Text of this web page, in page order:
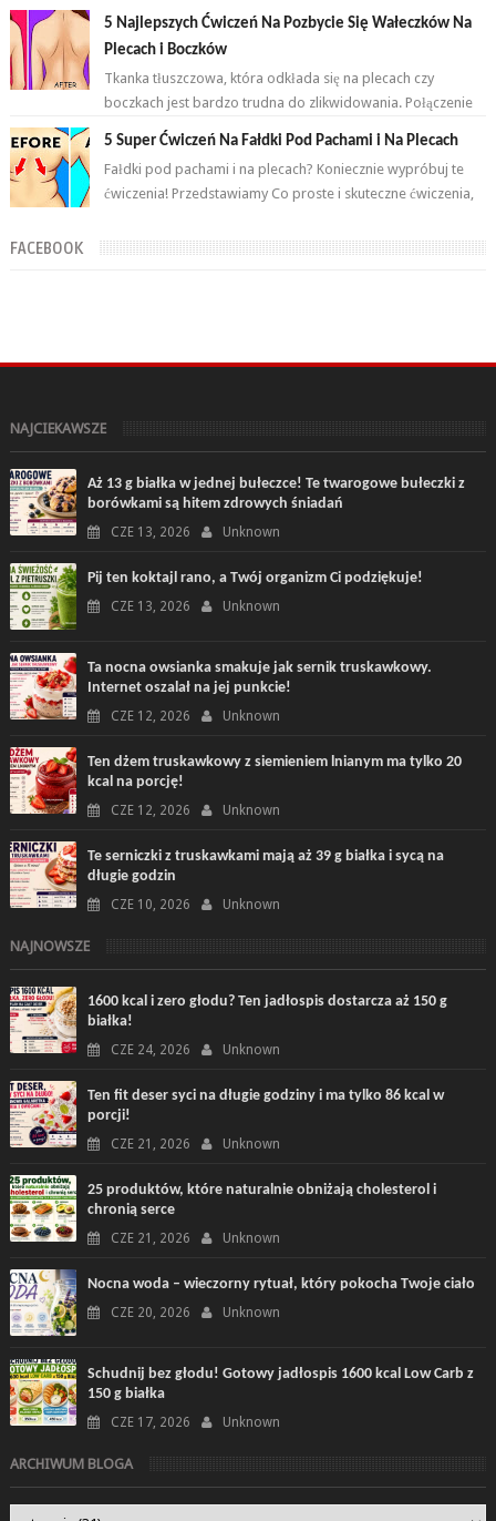
przemian. Brzuch to nie jeden...
5 Najlepszych Ćwiczeń Na Pozbycie Się Wałeczków Na
Plecach i Boczków
Tkanka tłuszczowa, która odkłada się na plecach czy
boczkach jest bardzo trudna do zlikwidowania. Połączenie
odpowiednich ćwiczeń oraz ...
5 Super Ćwiczeń Na Fałdki Pod Pachami i Na Plecach
Fałdki pod pachami i na plecach? Koniecznie wypróbuj te
ćwiczenia! Przedstawiamy Co proste i skuteczne ćwiczenia,
FACEBOOK
NAJCIEKAWSZE
Aż 13 g białka w jednej bułeczce! Te twarogowe bułeczki z
borówkami są hitem zdrowych śniadań
CZE 13, 2026 Unknown
Pij ten koktajl rano, a Twój organizm Ci podziękuje!
CZE 13, 2026 Unknown
Ta nocna owsianka smakuje jak sernik truskawkowy.
Internet oszalał na jej punkcie!
CZE 12, 2026 Unknown
Ten dżem truskawkowy z siemieniem lnianym ma tylko 20
kcal na porcję!
CZE 12, 2026 Unknown
Te serniczki z truskawkami mają aż 39 g białka i sycą na
długie godzin
CZE 10, 2026 Unknown
NAJNOWSZE
1600 kcal i zero głodu? Ten jadłospis dostarcza aż 150 g
białka!
CZE 24, 2026 Unknown
Ten fit deser syci na długie godziny i ma tylko 86 kcal w
porcji!
CZE 21, 2026 Unknown
25 produktów, które naturalnie obniżają cholesterol i
chronią serce
CZE 21, 2026 Unknown
Nocna woda – wieczorny rytuał, który pokocha Twoje ciało
CZE 20, 2026 Unknown
Schudnij bez głodu! Gotowy jadłospis 1600 kcal Low Carb z
150 g białka
CZE 17, 2026 Unknown
ARCHIWUM BLOGA